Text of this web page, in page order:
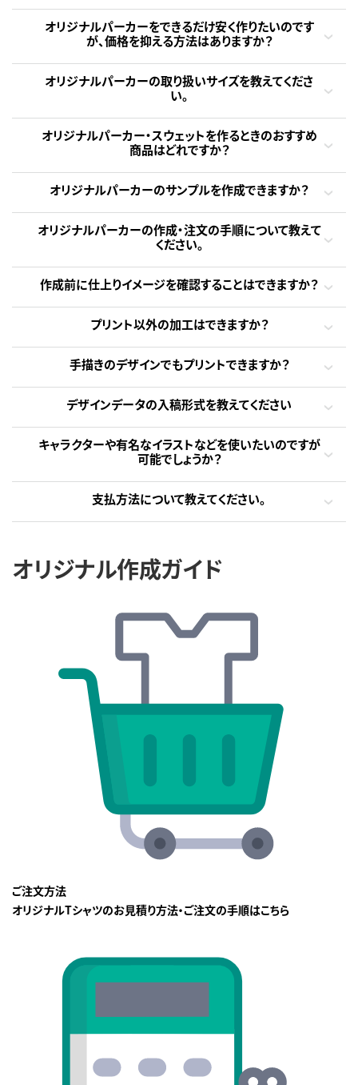
オリジナルパーカーをできるだけ安く作りたいのです
が、価格を抑える方法はありますか？
オリジナルパーカーの取り扱いサイズを教えてくださ
い。
オリジナルパーカー・スウェットを作るときのおすすめ
商品はどれですか？
オリジナルパーカーのサンプルを作成できますか？
オリジナルパーカーの作成・注文の手順について教えて
ください。
作成前に仕上りイメージを確認することはできますか？
プリント以外の加工はできますか？
手描きのデザインでもプリントできますか？
デザインデータの入稿形式を教えてください
キャラクターや有名なイラストなどを使いたいのですが
可能でしょうか？
支払方法について教えてください。
オリジナル作成ガイド
ご注文方法
オリジナルTシャツのお見積り方法・ご注文の手順はこちら